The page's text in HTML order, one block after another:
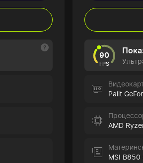
90
FPS
Palit
AMD
MSI B850